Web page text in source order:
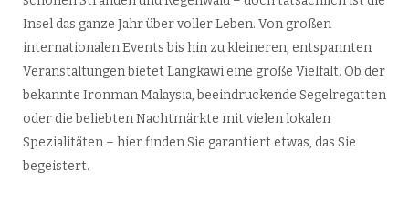
Insel das ganze Jahr über voller Leben. Von großen
internationalen Events bis hin zu kleineren, entspannten
Veranstaltungen bietet Langkawi eine große Vielfalt. Ob der
bekannte Ironman Malaysia, beeindruckende Segelregatten
oder die beliebten Nachtmärkte mit vielen lokalen
Spezialitäten – hier finden Sie garantiert etwas, das Sie
begeistert.